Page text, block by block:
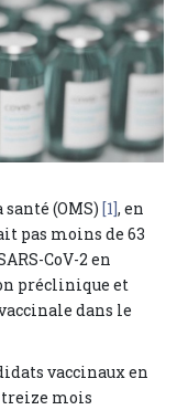
(OMS)[1], en
pas moins de 63
CoV-2 en
préclinique et
dans le
vaccinaux en
mois